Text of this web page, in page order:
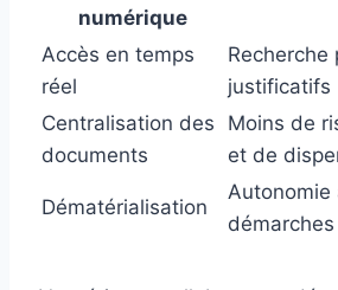
numérique
Accès en temps
réel
Recherche
justificatifs
Centralisation des
documents
Moins de
et de
Dématérialisation
Autonomie